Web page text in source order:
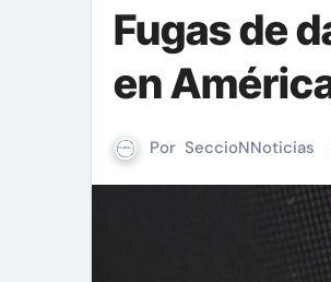
Fugas de
en
Por SeccioNNoticias